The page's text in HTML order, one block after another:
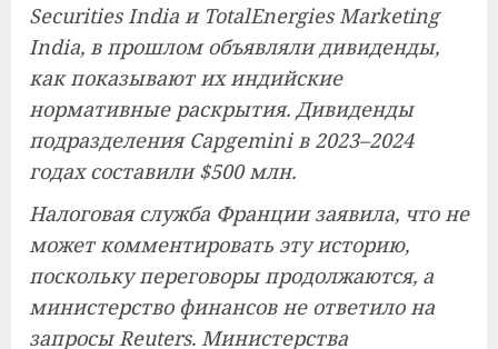
Securities India и TotalEnergies Marketing
India, в прошлом объявляли дивиденды,
как показывают их индийские
нормативные раскрытия. Дивиденды
подразделения Capgemini в 2023–2024
годах составили $500 млн.
Налоговая служба Франции заявила, что не
может комментировать эту историю,
поскольку переговоры продолжаются, а
министерство финансов не ответило на
запросы Reuters. Министерства